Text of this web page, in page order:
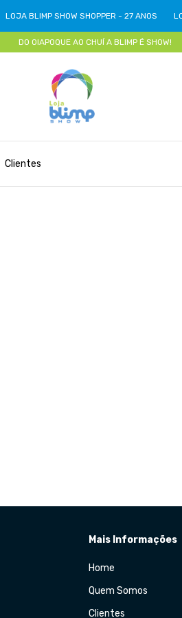
LOJA BLIMP SHOW SHOPPER - 27 ANOS
DO OIAPOQUE AO CHUÍ A BLIMP É SHOW!
Clientes
Mais Informações
Home
Quem Somos
Clientes